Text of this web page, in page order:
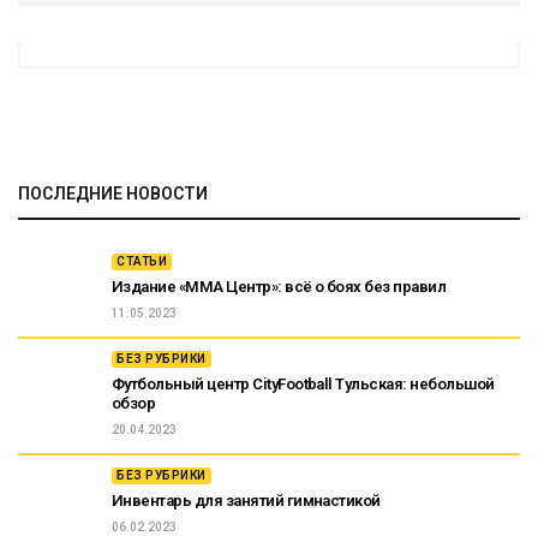
ПОСЛЕДНИЕ НОВОСТИ
СТАТЬИ
Издание «ММА Центр»: всё о боях без правил
11.05.2023
БЕЗ РУБРИКИ
Футбольный центр CityFootball Тульская: небольшой
обзор
20.04.2023
БЕЗ РУБРИКИ
Инвентарь для занятий гимнастикой
06.02.2023